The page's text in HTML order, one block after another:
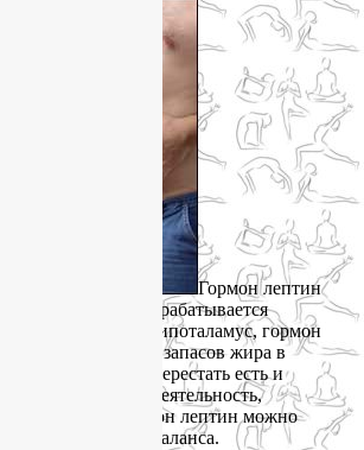
Гормон лептин
насыщения. Он вырабатывается
Воздействуя на гипоталамус, гормон
мозгу, что запасов жира в
то есть можно перестать есть и
нибудь другую деятельность,
Поэтому гормон лептин можно
энергетического баланса.